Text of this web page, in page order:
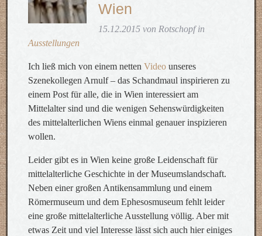
Wien
15.12.2015 von Rotschopf in
Ausstellungen
Ich ließ mich von einem nettenVideo unseres
Szenekollegen Arnulf – das Schandmaul inspirieren zu
einem Post für alle, die in Wien interessiert am
Mittelalter sind und die wenigen Sehenswürdigkeiten
des mittelalterlichen Wiens einmal genauer inspizieren
wollen.
Leider gibt es in Wien keine große Leidenschaft für
mittelalterliche Geschichte in der Museumslandschaft.
Neben einer großen Antikensammlung und einem
Römermuseum und dem Ephesosmuseum fehlt leider
eine große mittelalterliche Ausstellung völlig. Aber mit
etwas Zeit und viel Interesse lässt sich auch hier einiges